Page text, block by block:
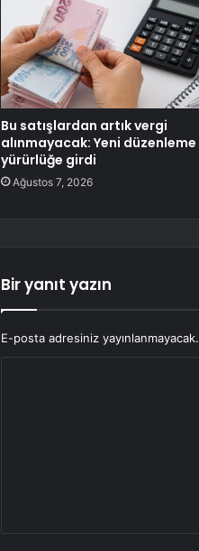
Bu satışlardan artık vergi
alınmayacak: Yeni düzenleme
yürürlüğe girdi
Ağustos 7, 2026
Bir yanıt yazın
E-posta adresiniz yayınlanmayacak.